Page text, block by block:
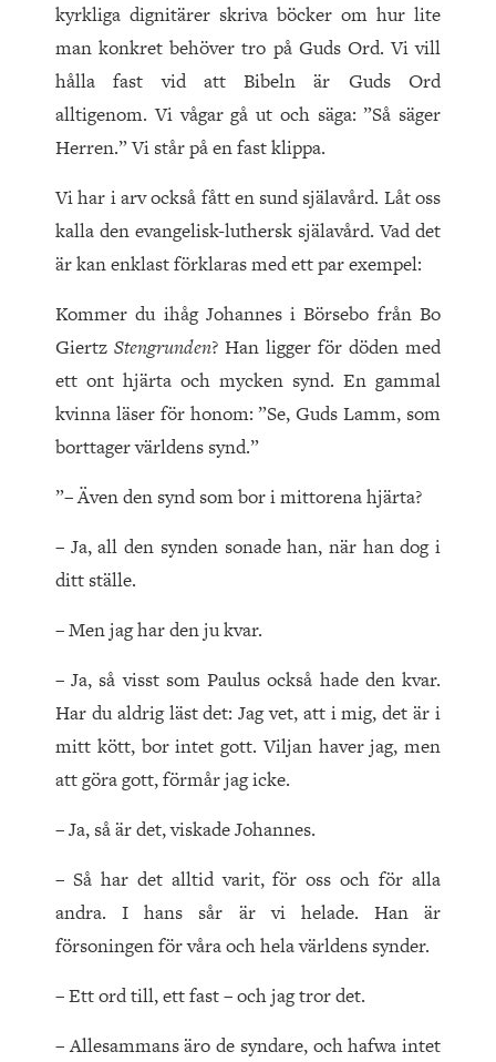
kyrkliga dignitärer skriva böcker om hur lite
man konkret behöver tro på Guds Ord. Vi vill
hålla fast vid att Bibeln är Guds Ord
alltigenom. Vi vågar gå ut och säga: ”Så säger
Herren.” Vi står på en fast klippa.
Vi har i arv också fått en sund själavård. Låt oss
kalla den evangelisk-luthersk själavård. Vad det
är kan enklast förklaras med ett par exempel:
Kommer du ihåg Johannes i Börsebo från Bo
Giertz Stengrunden? Han ligger för döden med
ett ont hjärta och mycken synd. En gammal
kvinna läser för honom: ”Se, Guds Lamm, som
borttager världens synd.”
”– Även den synd som bor i mittorena hjärta?
– Ja, all den synden sonade han, när han dog i
ditt ställe.
– Men jag har den ju kvar.
– Ja, så visst som Paulus också hade den kvar.
Har du aldrig läst det: Jag vet, att i mig, det är i
mitt kött, bor intet gott. Viljan haver jag, men
att göra gott, förmår jag icke.
– Ja, så är det, viskade Johannes.
– Så har det alltid varit, för oss och för alla
andra. I hans sår är vi helade. Han är
försoningen för våra och hela världens synder.
– Ett ord till, ett fast – och jag tror det.
– Allesammans äro de syndare, och hafwa intet